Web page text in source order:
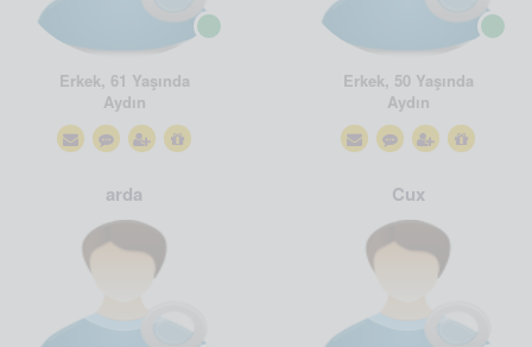
Erkek, 61 Yaşında
Aydın
Erkek, 50 Yaşında
Aydın
arda Cux